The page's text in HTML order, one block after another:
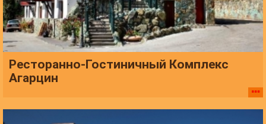
Ресторанно-Гостиничный Комплекс
Агарцин